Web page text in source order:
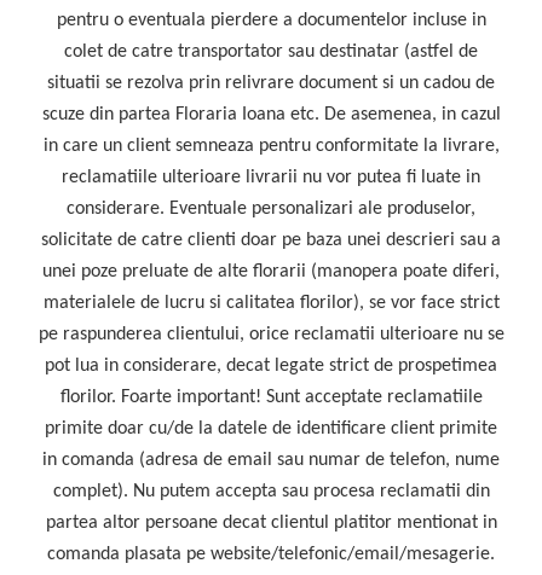
pentru o eventuala pierdere a documentelor incluse in
colet de catre transportator sau destinatar (astfel de
situatii se rezolva prin relivrare document si un cadou de
scuze din partea Floraria Ioana etc. De asemenea, in cazul
in care un client semneaza pentru conformitate la livrare,
reclamatiile ulterioare livrarii nu vor putea fi luate in
considerare. Eventuale personalizari ale produselor,
solicitate de catre clienti doar pe baza unei descrieri sau a
unei poze preluate de alte florarii (manopera poate diferi,
materialele de lucru si calitatea florilor), se vor face strict
pe raspunderea clientului, orice reclamatii ulterioare nu se
pot lua in considerare, decat legate strict de prospetimea
florilor. Foarte important! Sunt acceptate reclamatiile
primite doar cu/de la datele de identificare client primite
in comanda (adresa de email sau numar de telefon, nume
complet). Nu putem accepta sau procesa reclamatii din
partea altor persoane decat clientul platitor mentionat in
comanda plasata pe website/telefonic/email/mesagerie.